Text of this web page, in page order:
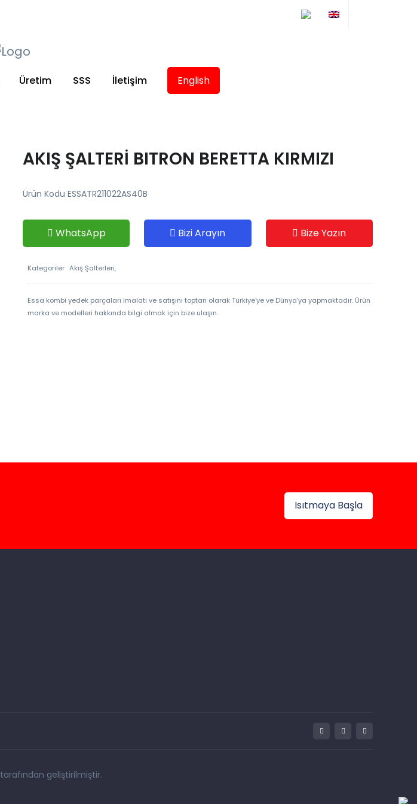
Üretim SSS İletişim English
AKIŞ ŞALTERİ BITRON BERETTA KIRMIZI
Ürün Kodu ESSATR211022AS40B
WhatsApp Bizi Arayın Bize Yazın
Kategoriler Akış Şalterleri,
Essa kombi yedek parçaları imalatı ve satışını toptan olarak Türkiye'ye ve Dünya'ya yapmaktadır. Ürün
marka ve modelleri hakkında bilgi almak için bize ulaşın.
Isıtmaya Başla
tarafından geliştirilmiştir.